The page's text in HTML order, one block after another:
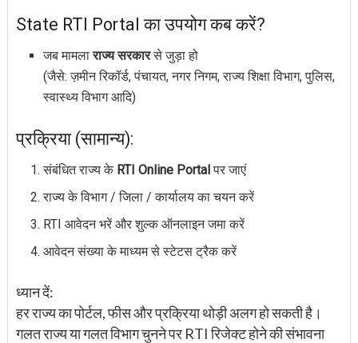
State RTI Portal का उपयोग कब करें?
जब मामलाराज्य सरकारसे जुड़ा हो
(जैसे: ज़मीन रिकॉर्ड, पंचायत, नगर निगम, राज्य शिक्षा विभाग, पुलिस,
स्वास्थ्य विभाग आदि)
प्रक्रिया (सामान्य):
संबंधित राज्य के RTI Online Portalपर जाएं
राज्य के विभाग / जिला / कार्यालय का चयन करें
RTI आवेदन भरें और शुल्क ऑनलाइन जमा करें
आवेदन संख्या के माध्यम से स्टेटस ट्रैक करें
ध्यान दें:
हर राज्य का पोर्टल, फीस और प्रक्रिया थोड़ी अलग हो सकती है।
गलत राज्य या गलत विभाग चुनने पर RTI रिजेक्ट होने की संभावना